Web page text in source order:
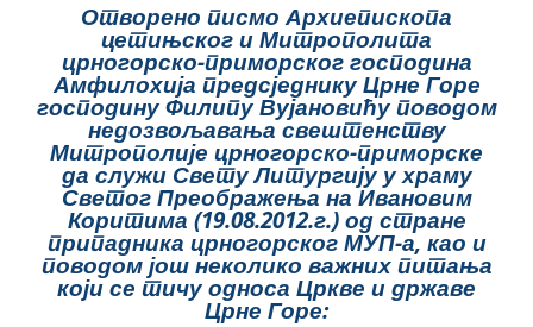
Отворено писмо Архиепископа
цетињског и Митрополита
црногорско-приморског господина
Амфилохија предсједнику Црне Горе
господину Филипу Вујановићу поводом
недозвољавања свештенству
Митрополије црногорско-приморске
да служи Свету Литургију у храму
Светог Преображења на Ивановим
Коритима (19.08.2012.г.) од стране
припадника црногорског МУП-а, као и
поводом још неколико важних питања
који се тичу односа Цркве и државе
Црне Горе: